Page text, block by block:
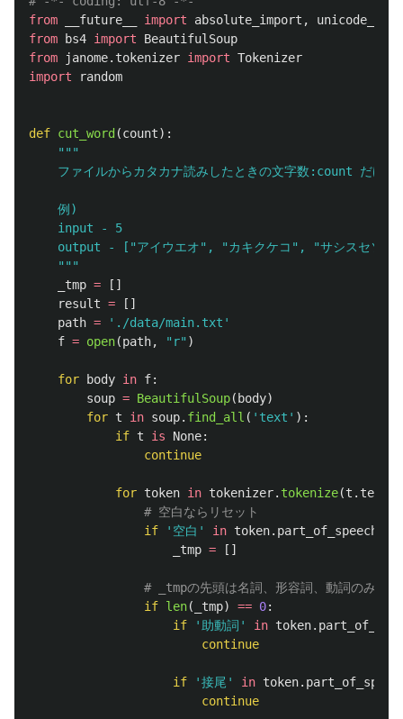
from
__future__ import absolute_import ,
from
bs4 import
BeautifulSoup
from
janome.tokenizer import Tokenizer
import
random
def cut_word (count):
"""
ファイルからカタカナ読みしたときの文字数:count だけ切
    例)
    input - 5
    output - [
"アイウエオ" , "カキクケコ " , "サシスセソ
"""
_tmp =
[]
result =
[]
path = ' ./data/main.txt '
f = open(path, " r" )
for body in f:
soup = BeautifulSoup( body)
for t in soup. find_all ( ' text ' ):
if t is None:
continue
for token in tokenizer. tokenize(t . text
if
' 空白 ' in token. part_of_speech
_tmp = []
if len( _tmp) == 0:
if
' 助動詞 ' in token.
continue
if '接尾 ' in token.
continue